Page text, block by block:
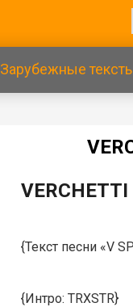
Зарубежные
{Текст песни «V
{Интро: TRXSTR}